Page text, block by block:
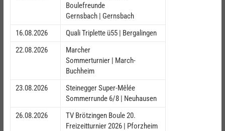
Boulefreunde
Gernsbach | Gernsbach
16.08.2026
Quali Triplette ü55 | Bergalingen
22.08.2026
Marcher
Sommerturnier | March-
Buchheim
23.08.2026
Steinegger Super-Mêlée
Sommerrunde 6/8 | Neuhausen
26.08.2026
TV Brötzingen Boule 20.
Freizeitturnier 2026 | Pforzheim